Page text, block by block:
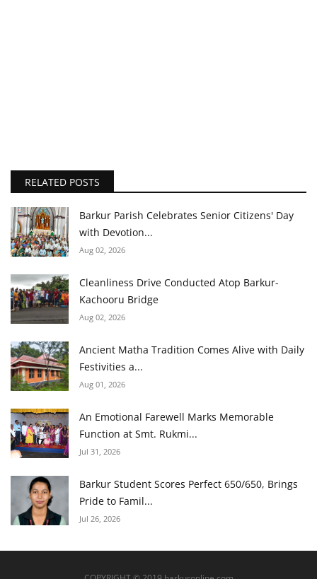
RELATED POSTS
Barkur Parish Celebrates Senior Citizens' Day
with Devotion...
Aug 02, 2026
Cleanliness Drive Conducted Atop Barkur-
Kachooru Bridge
Aug 02, 2026
Ancient Matha Tradition Comes Alive with Daily
Festivities a...
Aug 01, 2026
An Emotional Farewell Marks Memorable
Function at Smt. Rukmi...
Jul 31, 2026
Barkur Student Scores Perfect 650/650, Brings
Pride to Famil...
Jul 26, 2026